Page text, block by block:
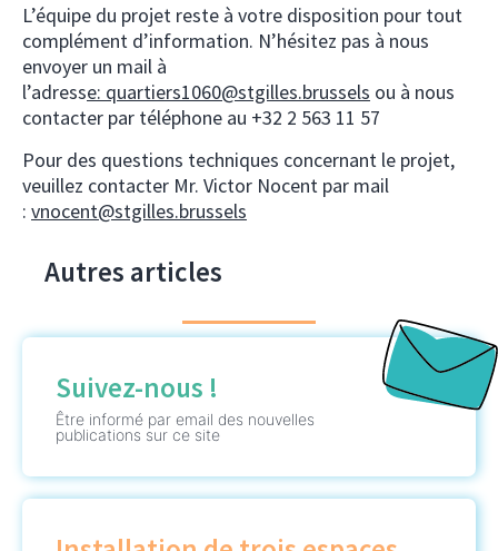
L’équipe du projet reste à votre disposition pour tout
complément d’information. N’hésitez pas à nous
envoyer un mail à
l’adresse: quartiers1060@stgilles.brussels ou à nous
contacter par téléphone au +32 2 563 11 57
Pour des questions techniques concernant le projet,
veuillez contacter Mr. Victor Nocent par mail
: vnocent@stgilles.brussels
Autres articles
Suivez-nous !
Être informé par email des nouvelles
publications sur ce site